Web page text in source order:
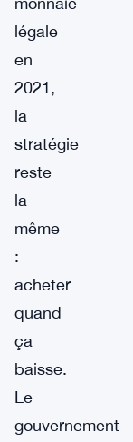
légale
en
2021,
la
stratégie
reste
la
même
:
acheter
quand
ça
baisse.
Le
gouvernement